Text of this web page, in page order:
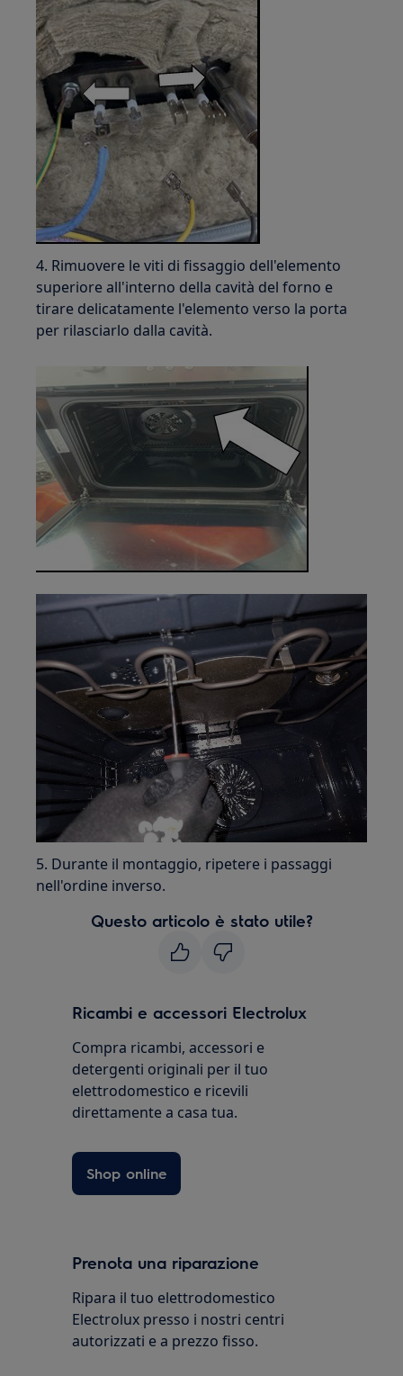
4. Rimuovere le viti di fissaggio dell'elemento
superiore all'interno della cavità del forno e
tirare delicatamente l'elemento verso la porta
per rilasciarlo dalla cavità.
5. Durante il montaggio, ripetere i passaggi
nell'ordine inverso.
Questo articolo è stato utile?
Ricambi e accessori Electrolux
Compra ricambi, accessori e
detergenti originali per il tuo
elettrodomestico e ricevili
direttamente a casa tua.
Shop online
Prenota una riparazione
Ripara il tuo elettrodomestico
Electrolux presso i nostri centri
autorizzati e a prezzo fisso.